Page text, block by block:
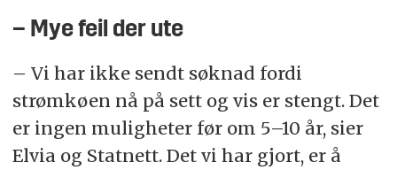
– Mye feil der ute
– Vi har ikke sendt søknad fordi
strømkøen nå på sett og vis er stengt. Det
er ingen muligheter før om 5–10 år, sier
Elvia og Statnett. Det vi har gjort, er å